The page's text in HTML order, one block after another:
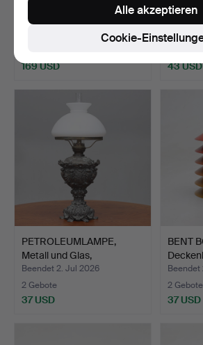
HANS-AGNE JAKOBSSON.
Deckenleuchte, lackie…
169 USD
JAN
…
Beendet
43 USD
PETROLEUMLAMPE,
Metall und Glas,
Rokokosti…
Beendet 2. Jul 2026
2 Gebote
37 USD
BENT
Beendet
2 Gebote
37 USD
Cookie-
Alle akzeptieren